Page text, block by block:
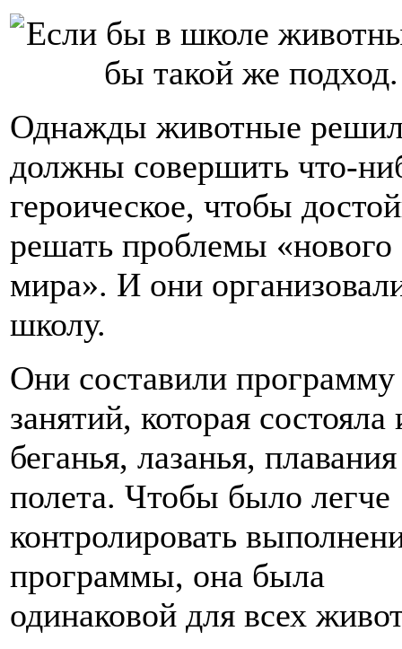
Однажды животные
должны совершить что-
героическое, чтобы
решать проблемы «нового
мира». И они
школу.
Они составили программу
занятий, которая состояла
беганья, лазанья,
полета. Чтобы было легче
контролировать
программы, она была
одинаковой для всех